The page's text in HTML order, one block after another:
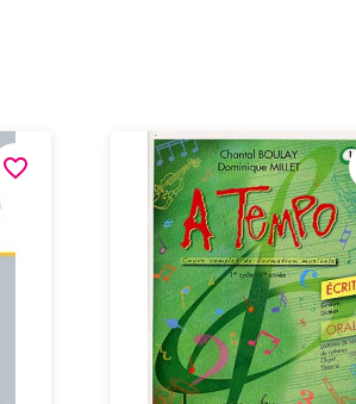
favorite_border